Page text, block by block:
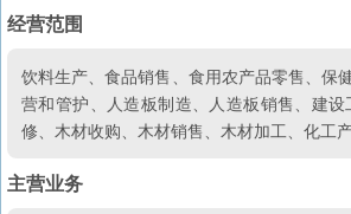
经营范围
饮料生产、食品销售、食用农产品零售、保
营和管护、人造板制造、人造板销售、建
修、木材收购、木材销售、木材加工、化工
主营业务